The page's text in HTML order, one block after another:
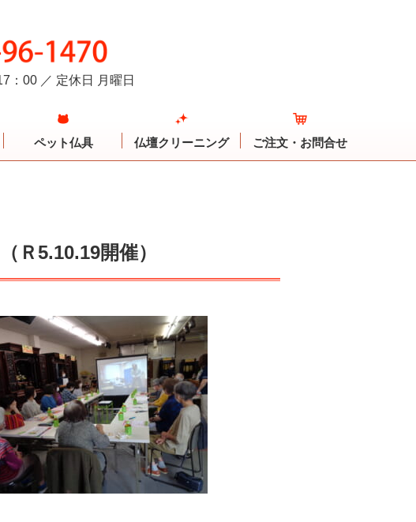
：00 ／ 定休日 月曜日
ペット仏具 仏壇クリーニング ご注文・お問合せ
Ｒ5.10.19開催）